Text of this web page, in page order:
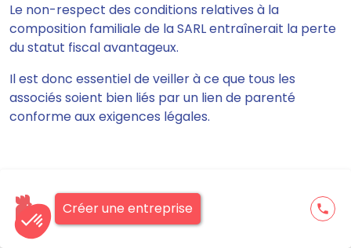
Le non-respect des conditions relatives à la
composition familiale de la SARL entraînerait la perte
du statut fiscal avantageux.
Il est donc essentiel de veiller à ce que tous les
associés soient bien liés par un lien de parenté
conforme aux exigences légales.
Créer une entreprise phone